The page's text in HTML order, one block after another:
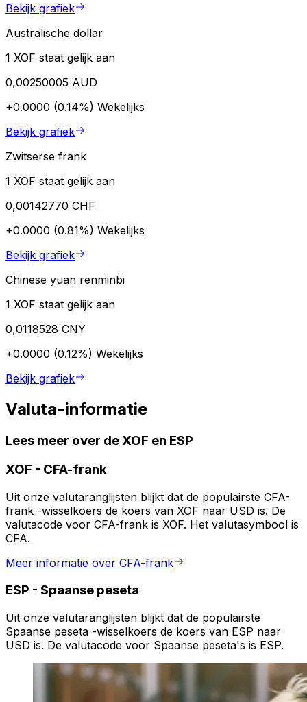
Bekijk grafiek
Australische dollar
1 XOF staat gelijk aan
0,00250005 AUD
+0.0000 (0.14%) Wekelijks
Bekijk grafiek
Zwitserse frank
1 XOF staat gelijk aan
0,00142770 CHF
+0.0000 (0.81%) Wekelijks
Bekijk grafiek
Chinese yuan renminbi
1 XOF staat gelijk aan
0,0118528 CNY
+0.0000 (0.12%) Wekelijks
Bekijk grafiek
Valuta-informatie
Lees meer over de XOF en ESP
XOF - CFA-frank
Uit onze valutaranglijsten blijkt dat de populairste CFA-
frank -wisselkoers de koers van XOF naar USD is. De
valutacode voor CFA-frank is XOF. Het valutasymbool is
CFA.
Meer informatie over CFA-frank
ESP - Spaanse peseta
Uit onze valutaranglijsten blijkt dat de populairste
Spaanse peseta -wisselkoers de koers van ESP naar
USD is. De valutacode voor Spaanse peseta's is ESP.